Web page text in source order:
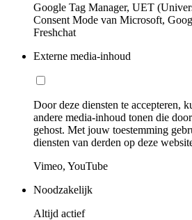
Google Tag Manager, UET
Consent Mode van Microsoft,
Freshchat
Externe media-inhoud
Door deze diensten te accepteren,
andere media-inhoud tonen die
gehost. Met jouw toestemming
diensten van derden op deze
Vimeo, YouTube
Noodzakelijk
Altijd actief